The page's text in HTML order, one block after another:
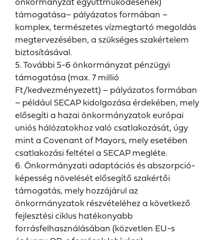
támogatása– pályázatos formában –
komplex, természetes vízmegtartó megoldás
megtervezésében, a szükséges szakértelem
biztosításával.
5. További 5-6 önkormányzat pénzügyi
támogatása (max. 7 millió
Ft/kedvezményezett) – pályázatos formában
– például SECAP kidolgozása érdekében, mely
elősegíti a hazai önkormányzatok európai
uniós hálózatokhoz való csatlakozását, úgy
mint a Covenant of Mayors, mely esetében
csatlakozási feltétel a SECAP megléte.
6. Önkormányzati adaptációs és abszorpció-
képesség növelését elősegítő szakértői
támogatás, mely hozzájárul az
önkormányzatok részvételéhez a következő
fejlesztési ciklus hatékonyabb
forrásfelhasználásában (közvetlen EU-s